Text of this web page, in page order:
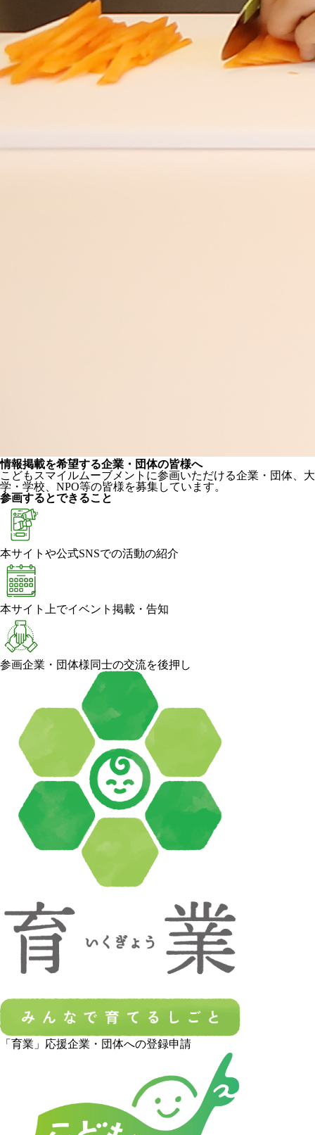
情報掲載を希望する企業・団体の皆様へ
こどもスマイルムーブメントに参画いただける企業・団体、大
学・学校、NPO等の皆様を募集しています。
参画するとできること
本サイトや公式SNSでの活動の紹介
本サイト上でイベント掲載・告知
参画企業・団体様同士の交流を後押し
「育業」応援企業・団体への登録申請